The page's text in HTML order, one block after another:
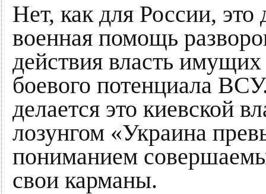
Нет, как для России,
военная помощь
действия власть
боевого потенциала
делается это киевской
лозунгом «Украина
пониманием
свои карманы.